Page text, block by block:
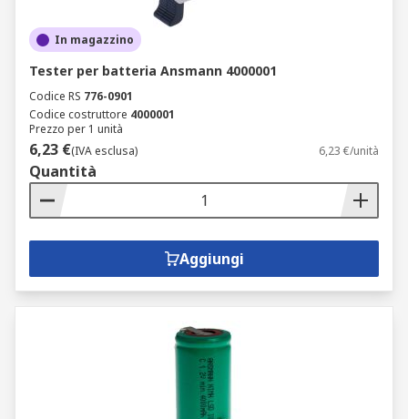
In magazzino
Tester per batteria Ansmann 4000001
Codice RS 776-0901
Codice costruttore 4000001
Prezzo per 1 unità
6,23 €(IVA esclusa) 6,23 €/unità
Quantità
Aggiungi